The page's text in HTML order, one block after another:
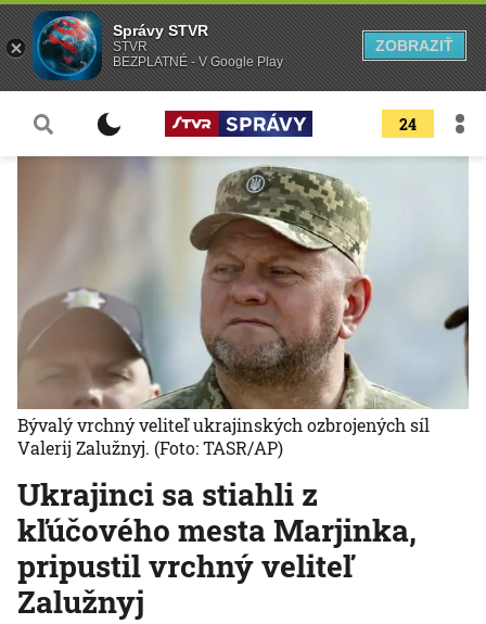
24
Ukrajinci sa stiahli z
kľúčového mesta Marjinka,
pripustil vrchný veliteľ
Zalužnyj
Bývalý vrchný veliteľ ukrajinských ozbrojených síl
Valerij Zalužnyj. (Foto: TASR/AP)
Správy STVR
STVR
BEZPLATNÉ - V Google Play
ZOBRAZIŤ